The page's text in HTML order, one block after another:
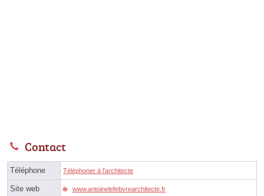
Contact
Téléphone Téléphoner à l'architecte
Site web www.antoinelefebvrearchitecte.fr